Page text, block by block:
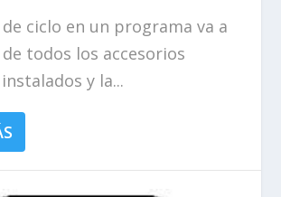
ciclo en un programa va a
todos los accesorios
y la...